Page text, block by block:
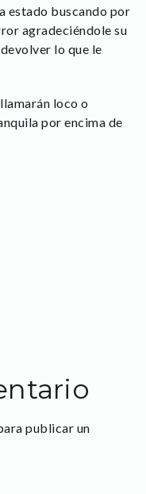
estado buscando por
agradeciéndole su
lo que le
loco o
por encima de
publicar un